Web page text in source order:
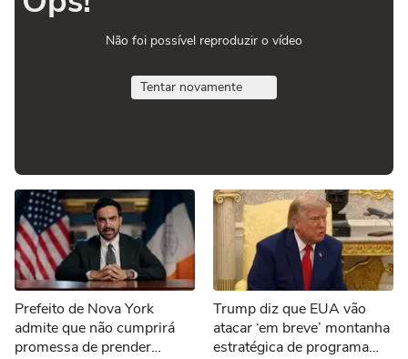
Não foi possível reproduzir o vídeo
Tentar novamente
Prefeito de Nova York
admite que não cumprirá
promessa de prender
Trump diz que EUA vão
atacar ‘em breve’ montanha
estratégica de programa